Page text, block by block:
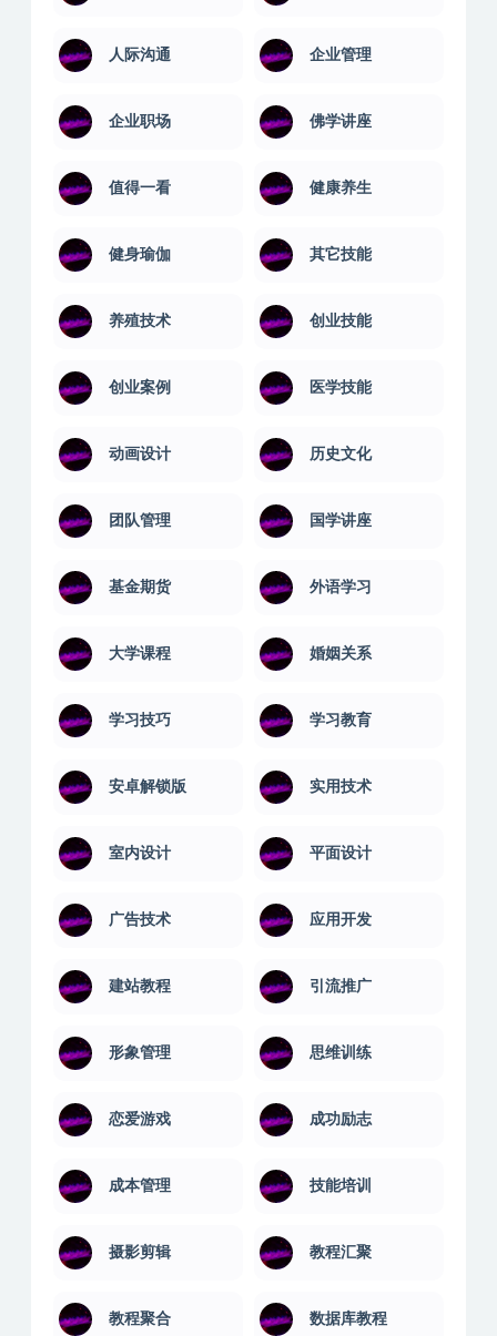
人际沟通 企业管理
企业职场 佛学讲座
值得一看 健康养生
健身瑜伽 其它技能
养殖技术 创业技能
创业案例 医学技能
动画设计 历史文化
团队管理 国学讲座
基金期货 外语学习
大学课程 婚姻关系
学习技巧 学习教育
安卓解锁版 实用技术
室内设计 平面设计
广告技术 应用开发
建站教程 引流推广
形象管理 思维训练
恋爱游戏 成功励志
成本管理 技能培训
摄影剪辑 教程汇聚
教程聚合 数据库教程